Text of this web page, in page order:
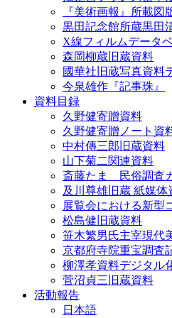
『美術画報』所載図
黒田記念館所蔵黒田
X線フィルムデータ
森岡柳蔵旧蔵資料
國華社旧蔵写真資料
今泉雄作『記事珠』
資料目録
久野健寄贈資料
久野健寄贈ノート資
中村傳三郎旧蔵資料
山下菊二関連資料
斎藤たま 民俗調査
及川尊雄旧蔵 紙媒
展覧会における新型
松島健旧蔵資料
笹木繁男氏主宰現代
京都府寺院重宝調査
柳澤孝資料デジタル
菅沼貞三旧蔵資料
活動報告
日本語